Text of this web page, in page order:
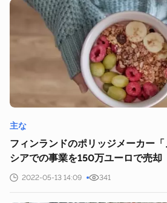
主な
フィンランドのポリッジメーカー
シアでの事業を150万ユーロで売却
2022-05-13 14:09 341